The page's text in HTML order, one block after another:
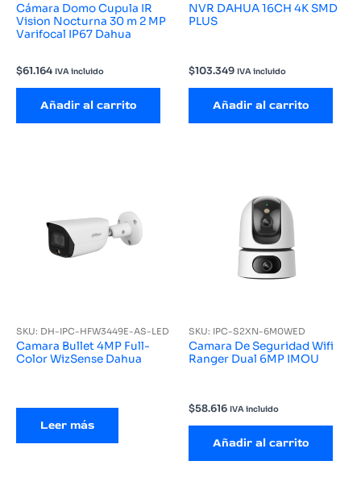
Cámara Domo Cupula IR
Vision Nocturna 30 m 2 MP
Varifocal IP67 Dahua
$61.164 IVA incluido
Añadir al carrito
NVR DAHUA 16CH 4K SMD
PLUS
$103.349 IVA incluido
Añadir al carrito
SKU: DH-IPC-HFW3449E-AS-LED
Camara Bullet 4MP Full-
Color WizSense Dahua
Leer más
SKU: IPC-S2XN-6M0WED
Camara De Seguridad Wifi
Ranger Dual 6MP IMOU
$58.616 IVA incluido
Añadir al carrito